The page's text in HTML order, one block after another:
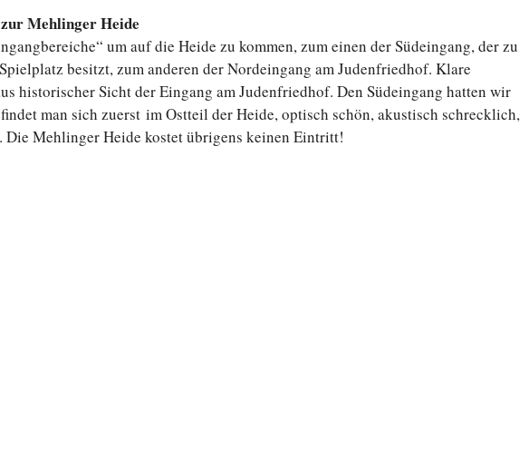
Mehlinger Heide
um auf die Heide zu kommen, zum einen der Südeingang, der zu
besitzt, zum anderen der Nordeingang am Judenfriedhof. Klare
historischer Sicht der Eingang am Judenfriedhof. Den Südeingang hatten wir
man sich zuerst im Ostteil der Heide, optisch schön, akustisch schrecklich,
Die Mehlinger Heide kostet übrigens keinen Eintritt!